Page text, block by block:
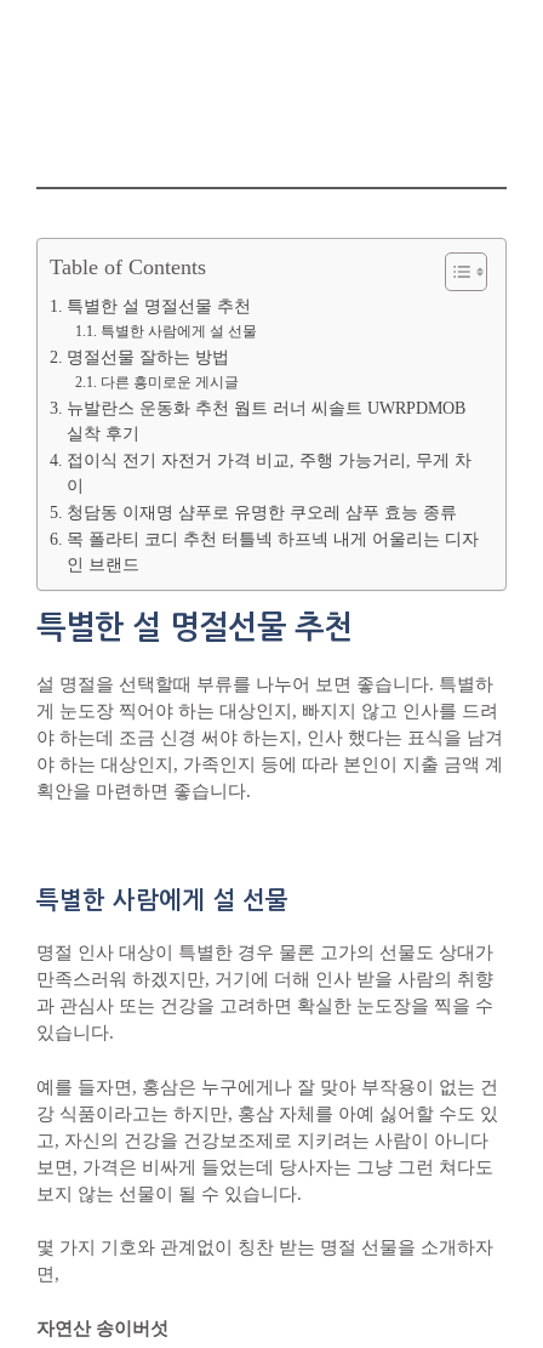
Table of Contents
특별한 설 명절선물 추천
특별한 사람에게 설 선물
명절선물 잘하는 방법
다른 흥미로운 게시글
뉴발란스 운동화 추천 웝트 러너 씨솔트 UWRPDMOB
실착 후기
접이식 전기 자전거 가격 비교, 주행 가능거리, 무게 차
이
청담동 이재명 샴푸로 유명한 쿠오레 샴푸 효능 종류
목 폴라티 코디 추천 터틀넥 하프넥 내게 어울리는 디자
인 브랜드
특별한 설 명절선물 추천
설 명절을 선택할때 부류를 나누어 보면 좋습니다. 특별하
게 눈도장 찍어야 하는 대상인지, 빠지지 않고 인사를 드려
야 하는데 조금 신경 써야 하는지, 인사 했다는 표식을 남겨
야 하는 대상인지, 가족인지 등에 따라 본인이 지출 금액 계
획안을 마련하면 좋습니다.
특별한 사람에게 설 선물
명절 인사 대상이 특별한 경우 물론 고가의 선물도 상대가
만족스러워 하겠지만, 거기에 더해 인사 받을 사람의 취향
과 관심사 또는 건강을 고려하면 확실한 눈도장을 찍을 수
있습니다.
예를 들자면, 홍삼은 누구에게나 잘 맞아 부작용이 없는 건
강 식품이라고는 하지만, 홍삼 자체를 아예 싫어할 수도 있
고, 자신의 건강을 건강보조제로 지키려는 사람이 아니다
보면, 가격은 비싸게 들었는데 당사자는 그냥 그런 쳐다도
보지 않는 선물이 될 수 있습니다.
몇 가지 기호와 관계없이 칭찬 받는 명절 선물을 소개하자
면,
자연산 송이버섯